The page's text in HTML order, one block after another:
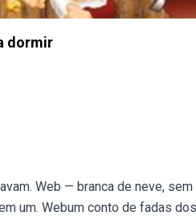
dormir
Web — branca de neve,
um. Webum conto de fadas dos